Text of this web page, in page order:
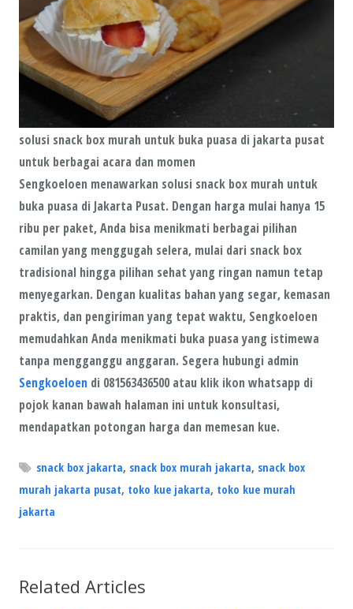
solusi snack box murah untuk buka puasa di jakarta pusat
untuk berbagai acara dan momen
Sengkoeloen menawarkan solusi snack box murah untuk
buka puasa di Jakarta Pusat. Dengan harga mulai hanya 15
ribu per paket, Anda bisa menikmati berbagai pilihan
camilan yang menggugah selera, mulai dari snack box
tradisional hingga pilihan sehatyang ringan namun tetap
menyegarkan. Dengan kualitas bahan yang segar, kemasan
praktis, dan pengiriman yang tepat waktu, Sengkoeloen
memudahkan Anda menikmati buka puasa yang istimewa
tanpa mengganggu anggaran. Segera hubungi admin
Sengkoeloen di 081563436500 atau klik ikon whatsapp di
pojok kanan bawah halaman ini untuk konsultasi,
mendapatkan potongan harga dan memesan kue.
snack box jakarta, snack box murah jakarta, snack box
murah jakarta pusat, toko kue jakarta, toko kue murah
jakarta
Related Articles